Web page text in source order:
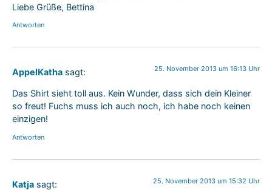
Liebe Grüße, Bettina
Antworten
AppelKatha sagt: 25. November 2013 um 16:13 Uhr
Das Shirt sieht toll aus. Kein Wunder, dass sich dein Kleiner
so freut! Fuchs muss ich auch noch, ich habe noch keinen
einzigen!
Antworten
Katja sagt: 25. November 2013 um 15:32 Uhr